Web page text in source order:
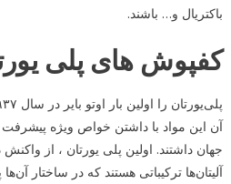
باکتریال و… باشند.
کفپوش های پلی
آن این مواد با داشتن خواص ویژه پیشرفت
جهان داشتند. اولین پلی ‌یورتان ، از
آلیتان‌ها ترکیباتی هستند که در ساختار آن‌ها